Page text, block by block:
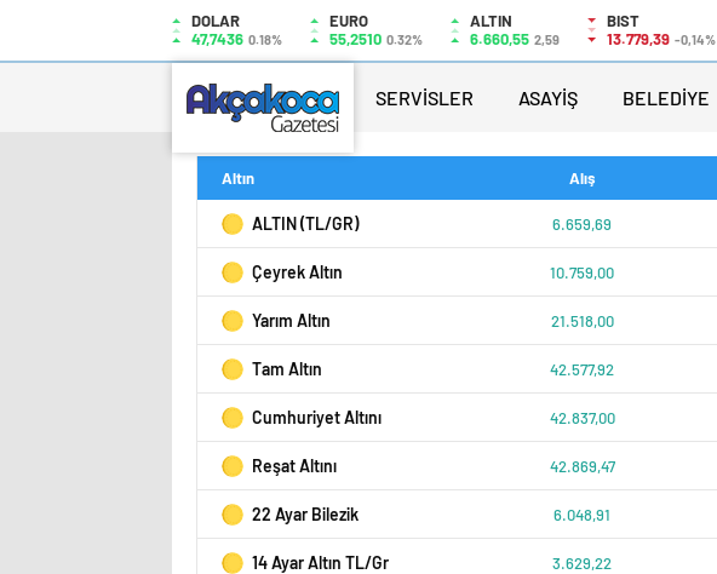
DOLAR
47,7436 0.18%
EURO
55,2510 0.32%
ALTIN
6.660,55 2,59
BIST
13.779,39 -0,14%
SERVİSLER ASAYİŞ BELEDİYE
Altın Alış
ALTIN (TL/GR) 6.659,69
Çeyrek Altın 10.759,00
Yarım Altın 21.518,00
Tam Altın 42.577,92
Cumhuriyet Altını 42.837,00
Reşat Altını 42.869,47
22 Ayar Bilezik 6.048,91
14 Ayar Altın TL/Gr 3.629,22